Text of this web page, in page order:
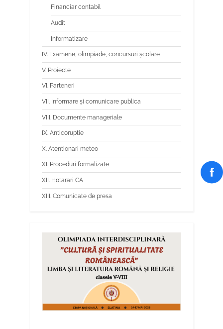
Financiar contabil
Audit
Informatizare
IV. Examene, olimpiade, concursuri școlare
V. Proiecte
VI. Parteneri
VII. Informare și comunicare publica
VIII. Documente manageriale
IX. Anticoruptie
X. Atentionari meteo
XI. Proceduri formalizate
XII. Hotarari CA
XIII. Comunicate de presa